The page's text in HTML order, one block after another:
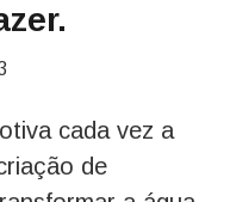
cada vez a
de